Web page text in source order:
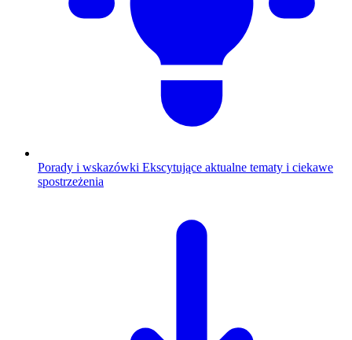
Porady i wskazówki Ekscytujące aktualne tematy i ciekawe
spostrzeżenia